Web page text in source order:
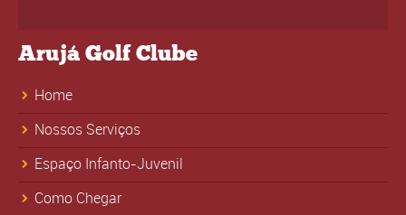
Arujá Golf Clube
Home
Nossos Serviços
Espaço Infanto-Juvenil
Como Chegar